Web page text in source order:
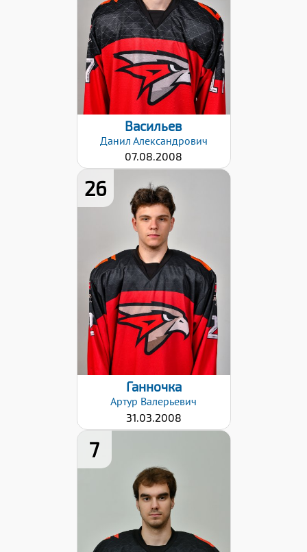
Хват клюшки:
Левый
Разряд:
3
Дата заявки:
06.09.2024
Васильев
Данил Александрович
07.08.2008
26
Рост:
168
Вес:
69
Хват клюшки:
Правый
Дата заявки:
06.09.2024
Ганночка
Артур Валерьевич
31.03.2008
7
185
Вес:
81
Хват клюшки:
Левый